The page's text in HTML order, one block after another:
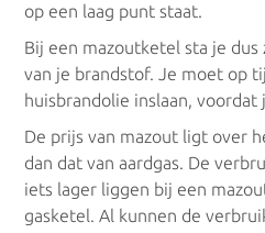
op een laag punt staat.
Bij een mazoutketel sta je
van je brandstof. Je moet op
huisbrandolie inslaan, voordat
De prijs van mazout ligt over
dan dat van aardgas. De
iets lager liggen bij een
gasketel. Al kunnen de